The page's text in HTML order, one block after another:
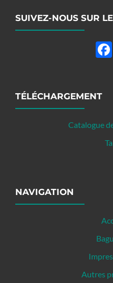
SUIVEZ-NOUS SUR
TÉLÉCHARGEMENT
Catalogue
NAVIGATION
Autres